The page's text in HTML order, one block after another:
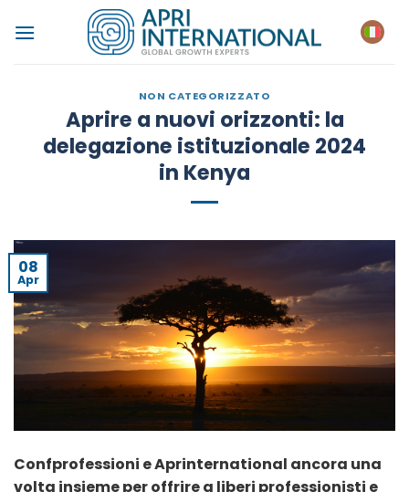
NON CATEGORIZZATO
Aprire a nuovi orizzonti: la
delegazione istituzionale 2024
in Kenya
08
Apr
Confprofessioni e Aprinternational ancora una
volta insieme per offrire a liberi professionisti e